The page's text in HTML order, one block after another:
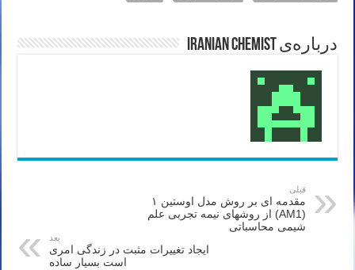
درباره‌ی Iranian Chemist
قبلی
مقدمه ای بر روش مدل اوستین ۱
(AM1) از روشهای نیمه تجربی علم
شیمی محاسباتی
بعد
ایجاد تغییرات مثبت در زندگی امری
است بسیار ساده